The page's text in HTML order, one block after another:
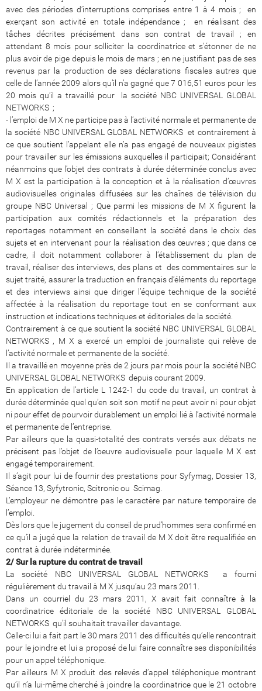
avec des périodes d’interruptions comprises entre 1 à 4 mois ; en
exerçant son activité en totale indépendance ; en réalisant des
tâches décrites précisément dans son contrat de travail ; en
attendant 8 mois pour solliciter la coordinatrice et s’étonner de ne
plus avoir de pige depuis le mois de mars ; en ne justifiant pas de ses
revenus par la production de ses déclarations fiscales autres que
celle de l’année 2009 alors qu’il n’a gagné que 7 016,51 euros pour les
20 mois qu’il a travaillé pour la société NBC UNIVERSAL GLOBAL
NETWORKS ;
- l’emploi de M X ne participe pas à l’activité normale et permanente de
la société NBC UNIVERSAL GLOBAL NETWORKS et contrairement à
ce que soutient l’appelant elle n’a pas engagé de nouveaux pigistes
pour travailler sur les émissions auxquelles il participait; Considérant
néanmoins que l’objet des contrats à durée déterminée conclus avec
M X est la participation à la conception et à la réalisation d’œuvres
audiovisuelles originales diffusées sur les chaînes de télévision du
groupe NBC Universal ; Que parmi les missions de M X figurent la
participation aux comités rédactionnels et la préparation des
reportages notamment en conseillant la société dans le choix des
sujets et en intervenant pour la réalisation des œuvres ; que dans ce
cadre, il doit notamment collaborer à l’établissement du plan de
travail, réaliser des interviews, des plans et des commentaires sur le
sujet traité, assurer la traduction en français d’éléments du reportage
et des interviews ainsi que diriger l’équipe technique de la société
affectée à la réalisation du reportage tout en se conformant aux
instruction et indications techniques et éditoriales de la société.
Contrairement à ce que soutient la société NBC UNIVERSAL GLOBAL
NETWORKS , M X a exercé un emploi de journaliste qui relève de
l’activité normale et permanente de la société.
Il a travaillé en moyenne près de 2 jours par mois pour la société NBC
UNIVERSAL GLOBAL NETWORKS depuis courant 2009.
En application de l’article L 1242-1 du code du travail, un contrat à
durée déterminée quel qu’en soit son motif ne peut avoir ni pour objet
ni pour effet de pourvoir durablement un emploi lié à l’activité normale
et permanente de l’entreprise.
Par ailleurs que la quasi-totalité des contrats versés aux débats ne
précisent pas l’objet de l’oeuvre audiovisuelle pour laquelle M X est
engagé temporairement.
Il s’agit pour lui de fournir des prestations pour Syfymag, Dossier 13,
Séance 13, Syfytronic, Scitronic ou Scimag.
L’employeur ne démontre pas le caractère par nature temporaire de
l’emploi.
Dès lors que le jugement du conseil de prud’hommes sera confirmé en
ce qu’il a jugé que la relation de travail de M X doit être requalifiée en
contrat à durée indéterminée.
2/ Sur la rupture du contrat de travail
La société NBC UNIVERSAL GLOBAL NETWORKS a fourni
régulièrement du travail à M X jusqu’au 23 mars 2011.
Dans un courriel du 23 mars 2011, X avait fait connaître à la
coordinatrice éditoriale de la société NBC UNIVERSAL GLOBAL
NETWORKS qu’il souhaitait travailler davantage.
Celle-ci lui a fait part le 30 mars 2011 des difficultés qu’elle rencontrait
pour le joindre et lui a proposé de lui faire connaître ses disponibilités
pour un appel téléphonique.
Par ailleurs M X produit des relevés d’appel téléphonique montrant
qu’il n’a lui-même cherché à joindre la coordinatrice que le 21 octobre